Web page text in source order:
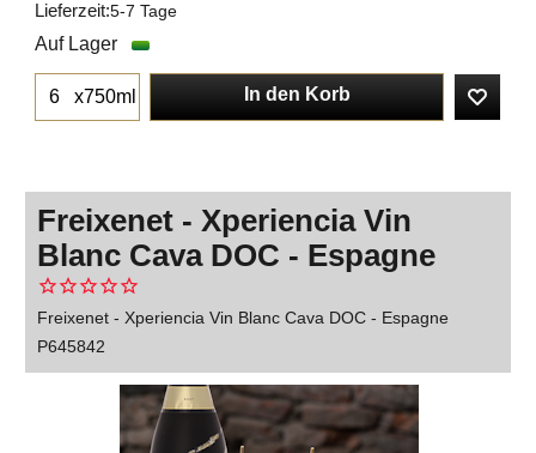
Lieferzeit:5-7 Tage
Auf Lager
x750ml In den Korb
Freixenet - Xperiencia Vin
Blanc Cava DOC - Espagne
Freixenet - Xperiencia Vin Blanc Cava DOC - Espagne
P645842